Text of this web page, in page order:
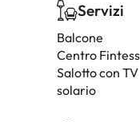
Servizi
Balcone
Centro Fintess
Salotto con TV
solario